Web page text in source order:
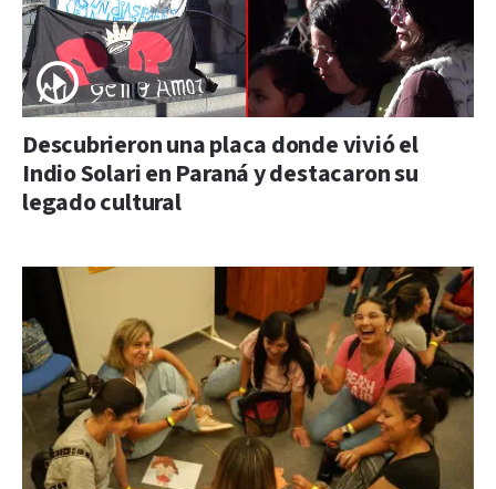
Descubrieron una placa donde vivió el
Indio Solari en Paraná y destacaron su
legado cultural